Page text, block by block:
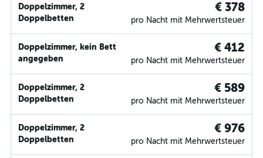
Doppelzimmer, 2
Doppelbetten
€ 378
pro Nacht mit Mehrwertsteuer
Doppelzimmer, kein Bett
angegeben
€ 412
pro Nacht mit Mehrwertsteuer
Doppelzimmer, 2
Doppelbetten
€ 589
pro Nacht mit Mehrwertsteuer
Doppelzimmer, 2
Doppelbetten
€ 976
pro Nacht mit Mehrwertsteuer